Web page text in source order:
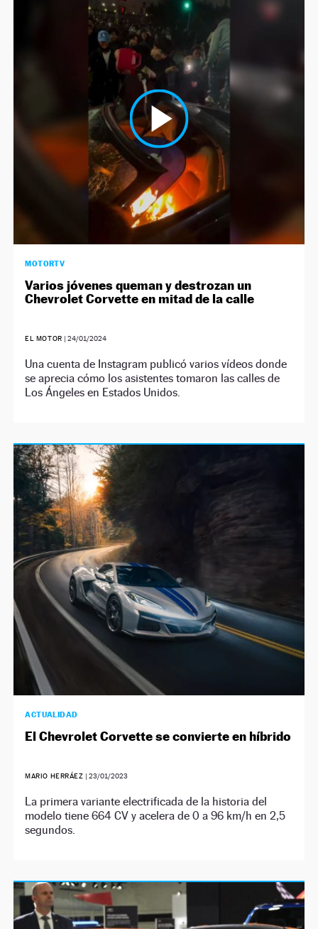
MOTORTV
Varios jóvenes queman y destrozan un
Chevrolet Corvette en mitad de la calle
EL MOTOR |24/01/2024
Una cuenta de Instagram publicó varios vídeos donde
se aprecia cómo los asistentes tomaron las calles de
Los Ángeles en Estados Unidos.
ACTUALIDAD
El Chevrolet Corvette se convierte en híbrido
MARIO HERRÁEZ |23/01/2023
La primera variante electrificada de la historia del
modelo tiene 664 CV y acelera de 0 a 96 km/h en 2,5
segundos.